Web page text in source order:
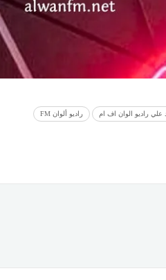
علي راديو الوان اف ام راديو ألوان FM